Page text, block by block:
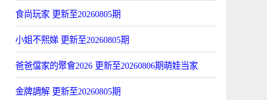
食尚玩家 更新至20260805期
小姐不熙娣 更新至20260805期
爸爸儅家的聚會2026 更新至20260806期萌娃当家
金牌調解 更新至20260805期